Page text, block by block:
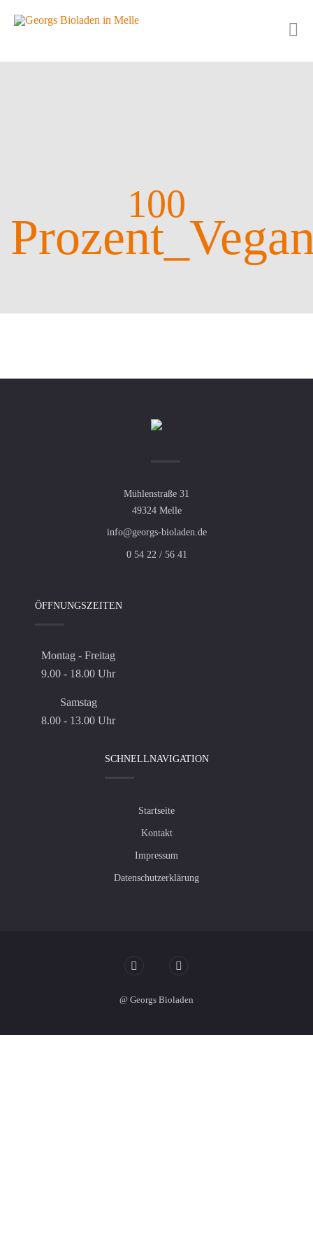
100
Mühlenstraße 31
49324 Melle
info@georgs-bioladen.de
0 54 22 / 56 41
ÖFFNUNGSZEITEN
Montag - Freitag
9.00 - 18.00 Uhr
Samstag
8.00 - 13.00 Uhr
SCHNELLNAVIGATION
Startseite
Kontakt
Impressum
Datenschutzerklärung
@ Georgs Bioladen